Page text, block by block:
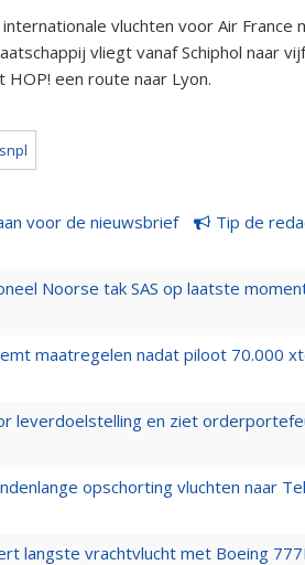
vluchten voor Air France
vliegt vanaf Schiphol naar
HOP! een route naar Lyon.
snpl
voor de nieuwsbrief Tip de
Noorse tak SAS op laatste
maatregelen nadat piloot 70.000
leverdoelstelling en ziet
opschorting vluchten naar
langste vrachtvlucht met Boeing